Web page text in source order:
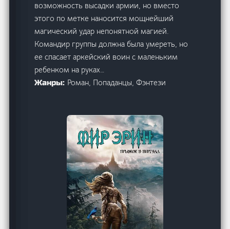
возможность высадки армии, но вместо
этого по метке наносится мощнейший
магический удар непонятной магией.
Командир группы должна была умереть, но
ее спасает аркейский воин с маленьким
ребенком на руках…
Жанры: Роман, Попаданцы, Фэнтези